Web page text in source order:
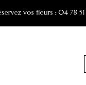
vos fleurs : 04 78 51